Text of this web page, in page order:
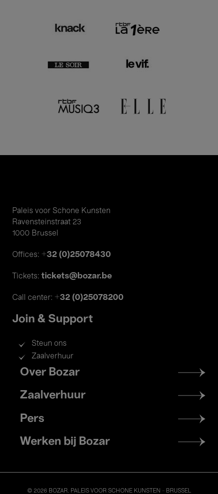
Paleis voor Schone Kunsten
Ravensteinstraat 23
1000 Brussel
Offices: +32 (0)25078430
Tickets: tickets@bozar.be
Call center: +32 (0)25078200
Join & Support
Steun ons
Zaalverhuur
Footer
menu
Over Bozar
Zaalverhuur
Pers
Werken bij Bozar
© 2026 BOZAR. PALEIS VOOR SCHONE KUNSTEN - BRUSSEL